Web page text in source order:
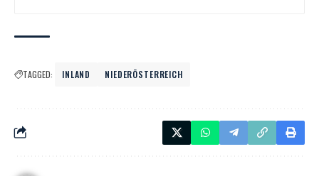
TAGGED: INLAND NIEDERÖSTERREICH